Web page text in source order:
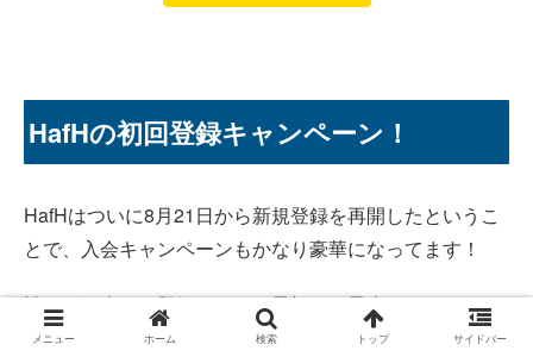
HafHの初回登録キャンペーン！
HafHはついに8月21日から新規登録を再開したというこ
とで、入会キャンペーンもかなり豪華になってます！
誰かの紹介から登録すると、最初から最大400コイン
(13,200円相当)が6,800円で手に入ります！
メニュー ホーム 検索 トップ サイドバー